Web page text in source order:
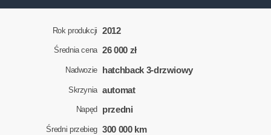
Rok produkcji 2012
Średnia cena 26 000 zł
Nadwozie hatchback 3-drzwiowy
Skrzynia automat
Napęd przedni
Średni przebieg 300 000 km